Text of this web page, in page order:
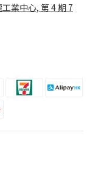
業中心, 第 4 期 7